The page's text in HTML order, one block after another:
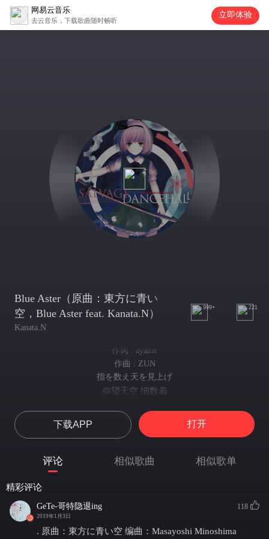
网易云音乐
去云音乐，下载歌曲随时畅听
立即体验
Blue Aster（原曲：東方に青い
空，Blue Aster feat. Kanata.N）
Kanata.N
999+ 221
作词 : ayame
作曲 : ZUN
指を数え天を見上げ
仰望天空 细数着
深邃的天空好似在低语着的
この灯火 貴方にだけ
那点点星火 那就是你吧
请将我的祈愿传达
待ちたくない 待ちたくないの
天は欠けていくら経つも
下载APP 打开
评论 相似歌曲 相似歌单
精彩评论
GeTe-哥特隐退ing
2019年1月3日
118
. 原曲：東方に青い空 编曲：Masayoshi Minoshima